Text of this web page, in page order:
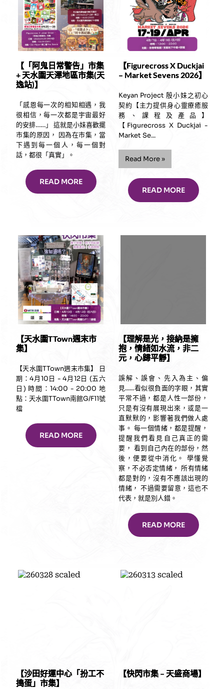
【「阿鬼日常警告」市集
+ 天水圍天澤地區市集(天
逸站)】
「感恩每一次的相知相遇，我
很相信，每一次都是宇宙最好
的安排……」 這就是小妹喜歡擺
市集的原因， 因為在市集，當
下遇到每一個人，每一個對
話，都很「真實」。
READ MORE
【Figurecross X Duckjai
– Market Sevens 2026】
Keyan Project 殷小妹之初心
契約【主力提供身心靈療癒服
務、課程及產品】
【Figurecross X Duckjai -
Market Se...
Read More“【Figurecross
X
Duckjai
–
»
READ MORE
【天水圍TTown週末市
集】
【天水圍TTown週末市集】 日
期：4月10日 - 4月12日 (五六
日) 時間：14:00 - 20:00 地
點：天水圍TTown南館G/F11號
檔
READ MORE
【理解是光，接納是擁
抱，情緒如水流，非二
元，心歸平靜】
誤解、誤會、先入為主、偏
見......看似很負面的字眼，其實
平常不過，都是人性一部份，
只是有沒有展現出來，或是一
直默默的，影響著我們做人處
事。 每一個情緒，都是提醒，
提醒我們看見自己真正的需
要， 看到自己內在的部份，然
後，便要從中消化。 學懂覺
察，不必否定情緒， 所有情緒
都是對的，沒有不應該出現的
情緒， 不過需要留意，這也不
代表，就是別人錯。
READ MORE
【沙田好運中心「扮工不
搗蛋」市集】
【快閃市集 – 天盛商場】